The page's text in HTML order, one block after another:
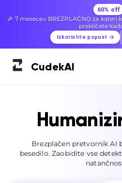
60% off
🎉 7 mesecev BREZPLAČNO za
prekličete
Izkoristite popust
CudekAI
Brezplačen pretvornik AI
besedilo. Zaobidite vse